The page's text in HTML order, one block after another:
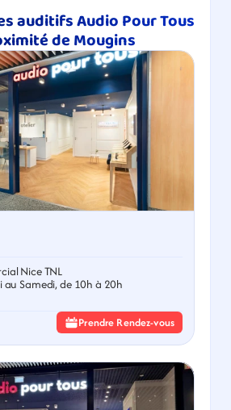
auditifs Audio Pour Tous
de Mougins
Nice TNL
Samedi, de 10h à 20h
Prendre Rendez-vous